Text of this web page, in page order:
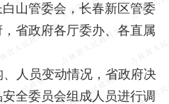
山管委会，长春新区管委
省政府各厅委办、各直属
人员变动情况，省政府决
全委员会组成人员进行调